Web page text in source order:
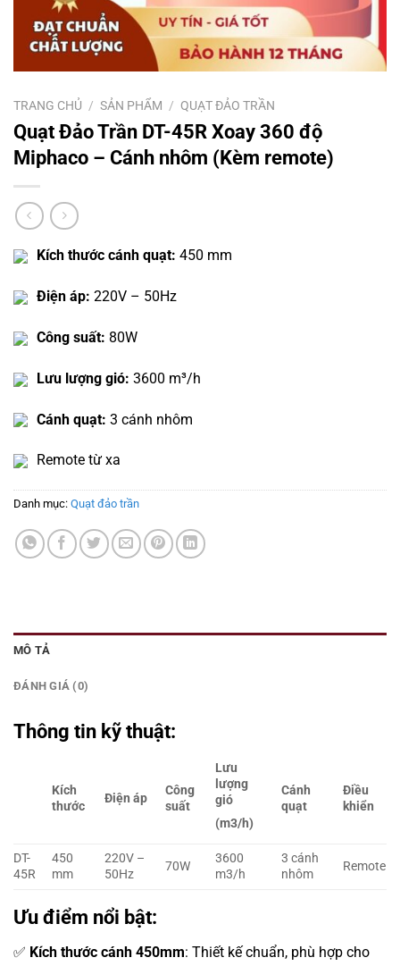
TRANG CHỦ / SẢN PHẨM / QUẠT ĐẢO TRẦN
Quạt Đảo Trần DT-45R Xoay 360 độ
Miphaco – Cánh nhôm (Kèm remote)
Kích thước cánh quạt: 450 mm
Điện áp: 220V – 50Hz
Công suất: 80W
Lưu lượng gió: 3600 m³/h
Cánh quạt: 3 cánh nhôm
Remote từ xa
Danh mục: Quạt đảo trần
MÔ TẢ
ĐÁNH GIÁ (0)
Thông tin kỹ thuật:
Kích
thước
Điện áp
Công
suất
Lưu
lượng
gió
(m3/h)
Cánh
quạt
Điều
khiển
DT-
45R
450
mm
220V –
50Hz
70W
3600
m3/h
3 cánh
nhôm
Remote
Ưu điểm nổi bật:
✅ Kích thước cánh 450mm: Thiết kế chuẩn, phù hợp cho